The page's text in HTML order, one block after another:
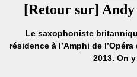
[Retour sur]
Le saxophoniste
résidence à l’Amphi de
2013. On